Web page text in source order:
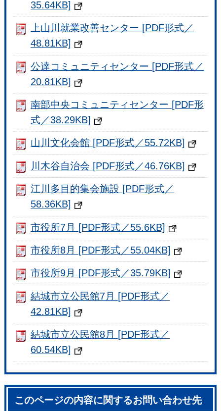
35.64KB]
上山川就業改善センター [PDF形式／
48.81KB]
公達コミュニティセンター [PDF形式／
20.81KB]
南部中央コミュニティセンター [PDF形
式／38.29KB]
山川文化会館 [PDF形式／55.72KB]
川木谷自治会 [PDF形式／46.76KB]
江川多目的集会施設 [PDF形式／
58.36KB]
市役所7月 [PDF形式／55.6KB]
市役所8月 [PDF形式／55.04KB]
市役所9月 [PDF形式／35.79KB]
結城市立公民館7月 [PDF形式／
42.81KB]
結城市立公民館8月 [PDF形式／
60.54KB]
このページの内容に関するお問い合わせ先